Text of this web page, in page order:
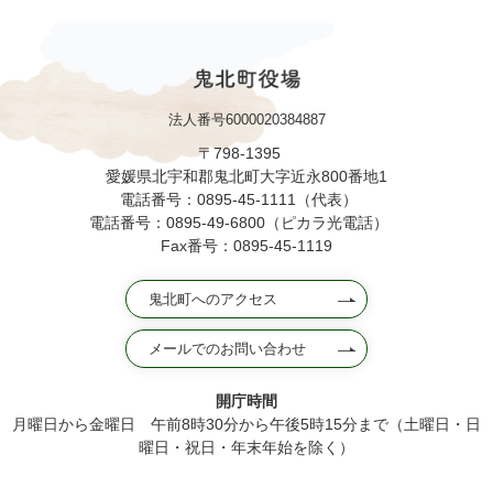
法人番号6000020384887
〒798-1395
愛媛県北宇和郡鬼北町大字近永800番地1
電話番号：0895-45-1111（代表）
電話番号：0895-49-6800（ピカラ光電話）
Fax番号：0895-45-1119
鬼北町へのアクセス
メールでのお問い合わせ
開庁時間
月曜日から金曜日 午前8時30分から午後5時15分まで（土曜日・日
曜日・祝日・年末年始を除く）